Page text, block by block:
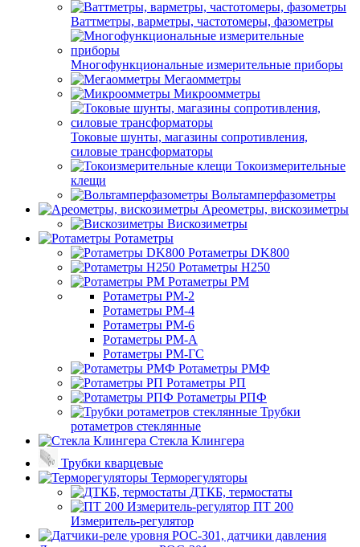
Ваттметры, варметры, частотомеры, фазометры
Многофункциональные измерительные приборы
Мегаомметры
Микроомметры
Токовые шунты, магазины сопротивления,
силовые трансформаторы
Токоизмерительные
клещи
Вольтамперфазометры
Ареометры, вискозиметры
Вискозиметры
Ротаметры
Ротаметры DK800
Ротаметры H250
Ротаметры РМ
Ротаметры РМ-2
Ротаметры РМ-4
Ротаметры РМ-6
Ротаметры РМ-А
Ротаметры РМ-ГС
Ротаметры РМФ
Ротаметры РП
Ротаметры РПФ
Трубки
ротаметров стеклянные
Стекла Клингера
Трубки кварцевые
Терморегуляторы
ДТКБ, термостаты
ПТ 200
Измеритель-регулятор